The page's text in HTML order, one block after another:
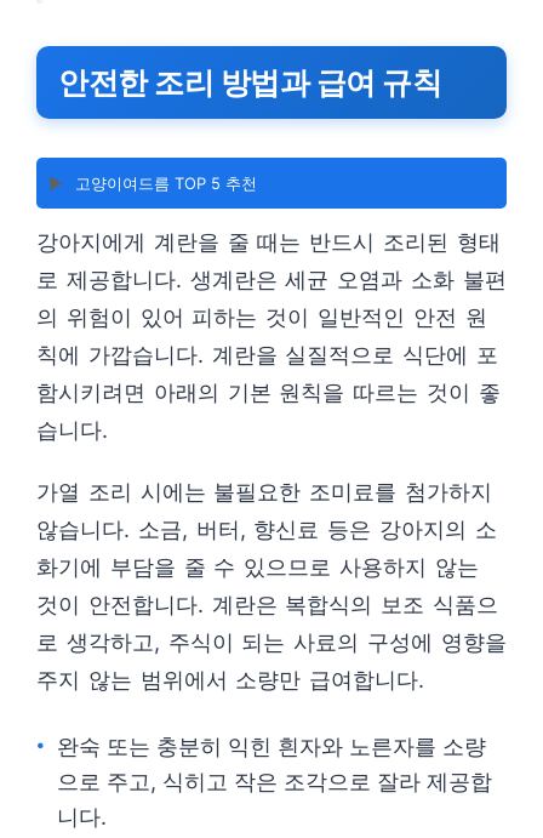
안전한 조리 방법과 급여 규칙
▶️ 고양이여드름 TOP 5 추천
강아지에게 계란을 줄 때는 반드시 조리된 형태
로 제공합니다. 생계란은 세균 오염과 소화 불편
의 위험이 있어 피하는 것이 일반적인 안전 원
칙에 가깝습니다. 계란을 실질적으로 식단에 포
함시키려면 아래의 기본 원칙을 따르는 것이 좋
습니다.
가열 조리 시에는 불필요한 조미료를 첨가하지
않습니다. 소금, 버터, 향신료 등은 강아지의 소
화기에 부담을 줄 수 있으므로 사용하지 않는
것이 안전합니다. 계란은 복합식의 보조 식품으
로 생각하고, 주식이 되는 사료의 구성에 영향을
주지 않는 범위에서 소량만 급여합니다.
완숙 또는 충분히 익힌 흰자와 노른자를 소량
으로 주고, 식히고 작은 조각으로 잘라 제공합
니다.